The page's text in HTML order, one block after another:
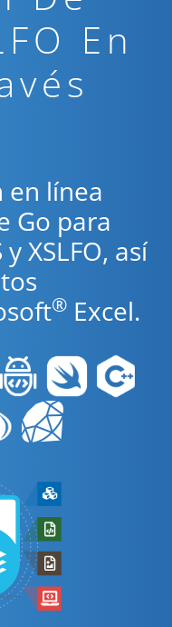
En
en línea
Go para
XSLFO, así
® Excel.